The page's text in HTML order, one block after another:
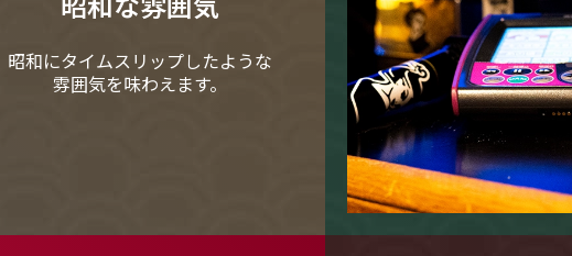
昭和にタイムスリップしたような
雰囲気を味わえます。